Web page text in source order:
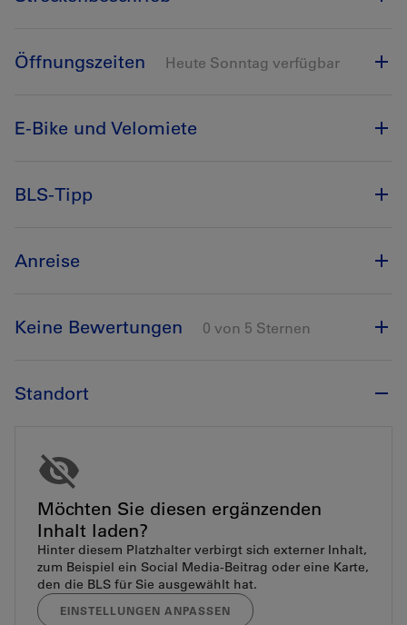
Öffnungszeiten Heute Sonntag verfügbar
E-Bike und Velomiete
BLS-Tipp
Anreise
Keine Bewertungen 0 von 5 Sternen
Standort
Möchten Sie diesen ergänzenden
Inhalt laden?
Hinter diesem Platzhalter verbirgt sich externer Inhalt,
zum Beispiel ein Social Media-Beitrag oder eine Karte,
den die BLS für Sie ausgewählt hat.
EINSTELLUNGEN ANPASSEN